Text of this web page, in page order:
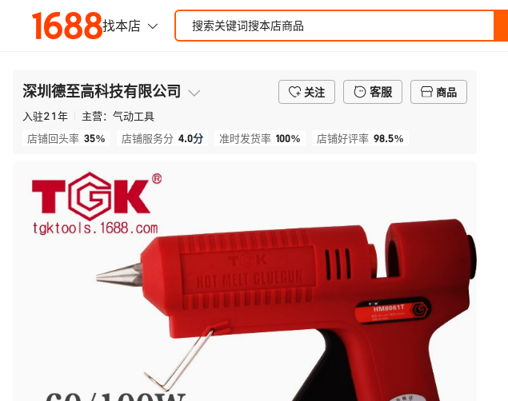
深圳德至高科技有限公司 关注 客服
商品
入驻21年 主营： 气动工具
店铺回头率 35% 店铺服务分 4.0分 准时发货率 100% 店铺好评率 98.5%